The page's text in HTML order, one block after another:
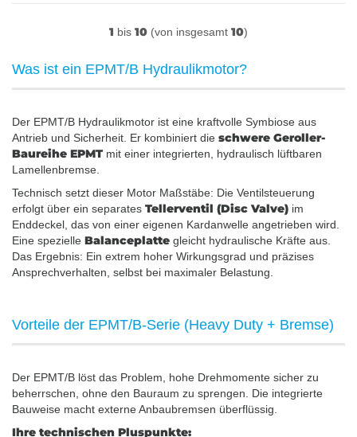
1 bis 10 (von insgesamt 10)
Was ist ein EPMT/B Hydraulikmotor?
Der EPMT/B Hydraulikmotor ist eine kraftvolle Symbiose aus
Antrieb und Sicherheit. Er kombiniert die schwere Geroller-
Baureihe EPMT mit einer integrierten, hydraulisch lüftbaren
Lamellenbremse.
Technisch setzt dieser Motor Maßstäbe: Die Ventilsteuerung
erfolgt über ein separates Tellerventil (Disc Valve) im
Enddeckel, das von einer eigenen Kardanwelle angetrieben wird.
Eine spezielle Balanceplatte gleicht hydraulische Kräfte aus.
Das Ergebnis: Ein extrem hoher Wirkungsgrad und präzises
Ansprechverhalten, selbst bei maximaler Belastung.
Vorteile der EPMT/B-Serie (Heavy Duty + Bremse)
Der EPMT/B löst das Problem, hohe Drehmomente sicher zu
beherrschen, ohne den Bauraum zu sprengen. Die integrierte
Bauweise macht externe Anbaubremsen überflüssig.
Ihre technischen Pluspunkte: